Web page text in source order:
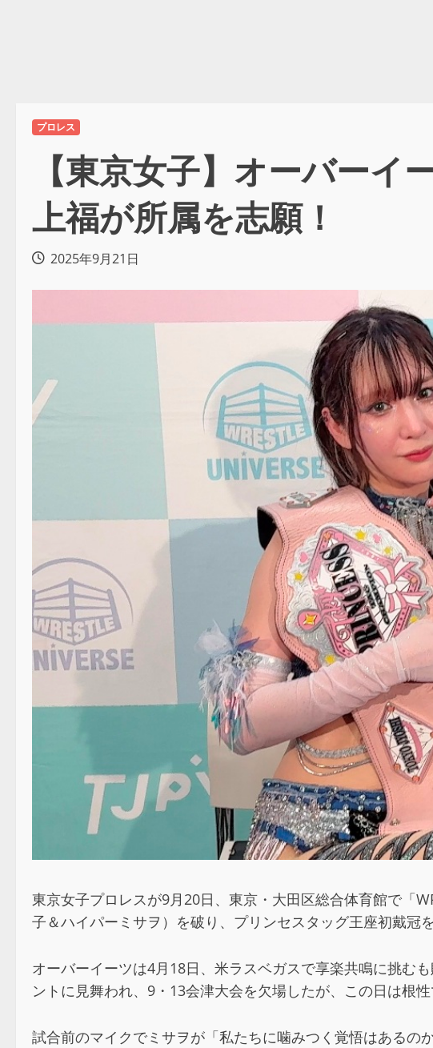
プロレス
【東京女子】オーバーイ
上福が所属を志願！
2025年9月21日
東京女子プロレスが9月20日、東京・大田区総合体育館で「
子＆ハイパーミサヲ）を破り、プリンセスタッグ王座初戴冠を
オーバーイーツは4月18日、米ラスベガスで享楽共鳴に挑む
ントに見舞われ、9・13会津大会を欠場したが、この日は根性
試合前のマイクでミサヲが「私たちに噛みつく覚悟はある